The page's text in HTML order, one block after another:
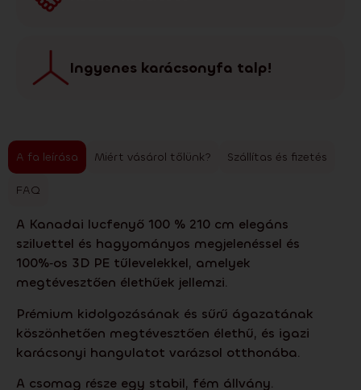
Ingyenes karácsonyfa talp!
A fa leírása Miért vásárol tőlünk? Szállítas és fizetés
FAQ
A Kanadai lucfenyő 100 % 210 cm elegáns
sziluettel és hagyományos megjelenéssel és
100%‑os 3D PE tűlevelekkel, amelyek
megtévesztően élethűek jellemzi.
Prémium kidolgozásának és sűrű ágazatának
köszönhetően megtévesztően élethű, és igazi
karácsonyi hangulatot varázsol otthonába.
A csomag része egy stabil, fém állvány.